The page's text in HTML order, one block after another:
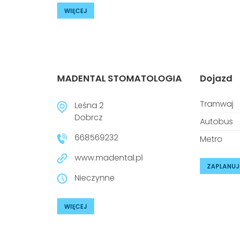
WIĘCEJ
MADENTAL STOMATOLOGIA
Leśna 2
Dobrcz
668569232
www.madental.pl
Nieczynne
WIĘCEJ
Dojazd
Tramwaj
Autobus
Metro
ZAPLANUJ